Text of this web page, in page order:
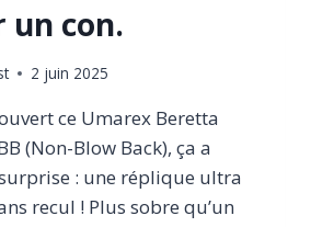
un con.
2 juin 2025
ce Umarex Beretta
(Non-Blow Back), ça a
: une réplique ultra
recul ! Plus sobre qu’un